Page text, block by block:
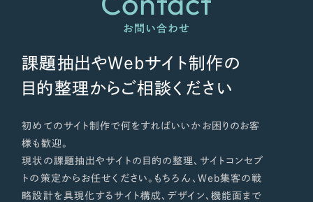
お問い合わせ
課題抽出やWebサイト制作の
目的整理からご相談ください
初めてのサイト制作で何をすればいいかお困りのお客
様も歓迎。
現状の課題抽出やサイトの目的の整理、サイトコンセプ
トの策定からお任せください。もちろん、Web集客の戦
略設計を具現化するサイト構成、デザイン、機能面まで